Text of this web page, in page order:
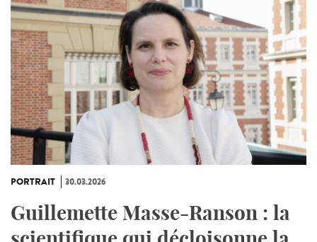
PORTRAIT 30.03.2026
Guillemette Masse-Ranson : la